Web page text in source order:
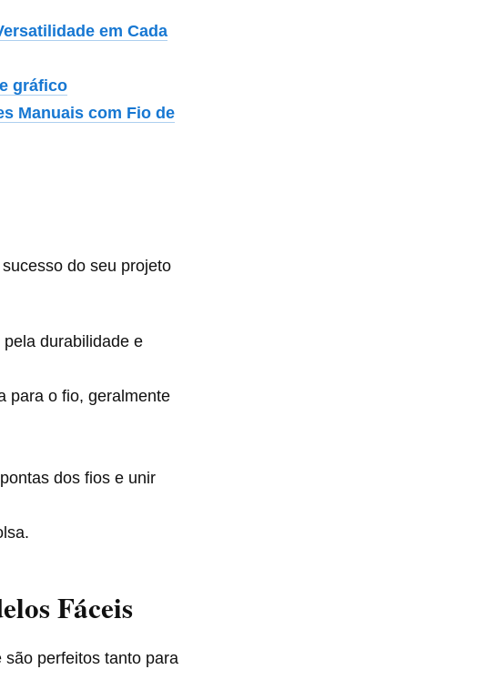
em Cada
gráfico
Manuais com Fio de
do seu projeto
durabilidade e
para o fio, geralmente
dos fios e unir
Fáceis
perfeitos tanto para